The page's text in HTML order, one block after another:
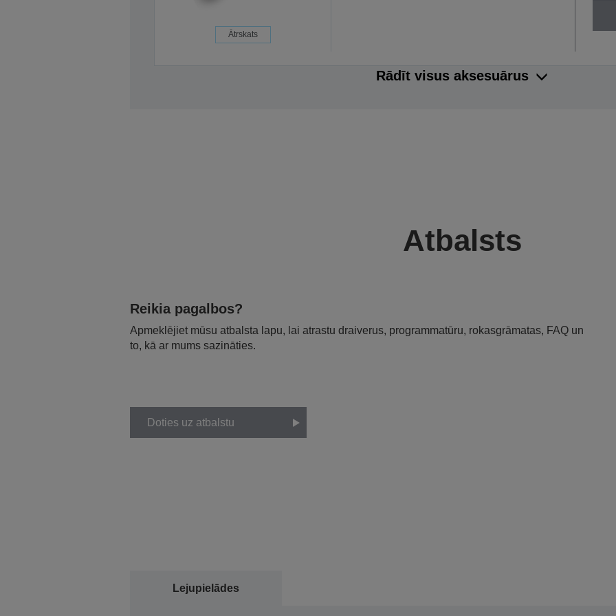
Ātrskats
Rādīt visus aksesuārus
Atbalsts
Reikia pagalbos?
Apmeklējiet mūsu atbalsta lapu, lai atrastu draiverus, programmatūru, rokasgrāmatas, FAQ un
to, kā ar mums sazināties.
Doties uz atbalstu
Lejupielādes